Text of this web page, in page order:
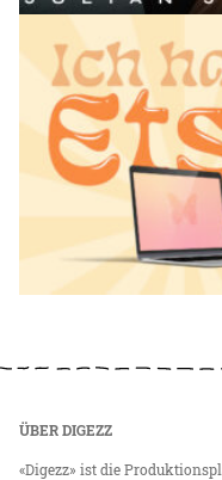
ÜBER DIGEZZ
«Digezz» ist die